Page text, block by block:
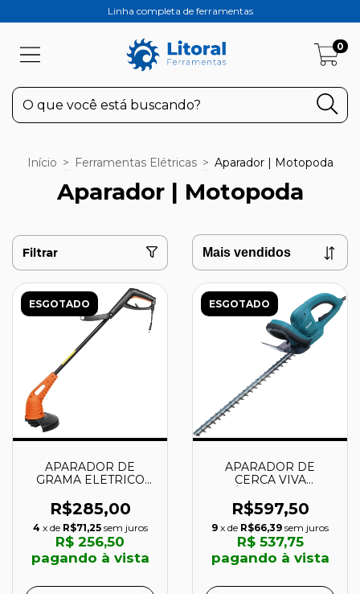
Linha completa de ferramentas
0
Início > Ferramentas Elétricas > Aparador | Motopoda
Aparador | Motopoda
Filtrar
ESGOTADO
APARADOR DE
GRAMA ELETRICO
79634152 -
TRAMONTINA
R$285,00
4 x de R$71,25 sem juros
R$ 256,50
pagando à vista
ESGOTADO
APARADOR DE
CERCA VIVA
UH5261 - MAKITA
R$597,50
9 x de R$66,39 sem juros
R$ 537,75
pagando à vista